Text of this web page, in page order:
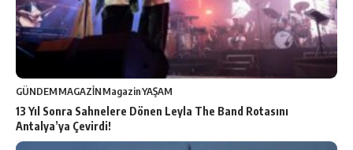
GÜNDEMMAGAZİNMagazinYAŞAM
13 Yıl Sonra Sahnelere Dönen Leyla The Band Rotasını
Antalya’ya Çevirdi!